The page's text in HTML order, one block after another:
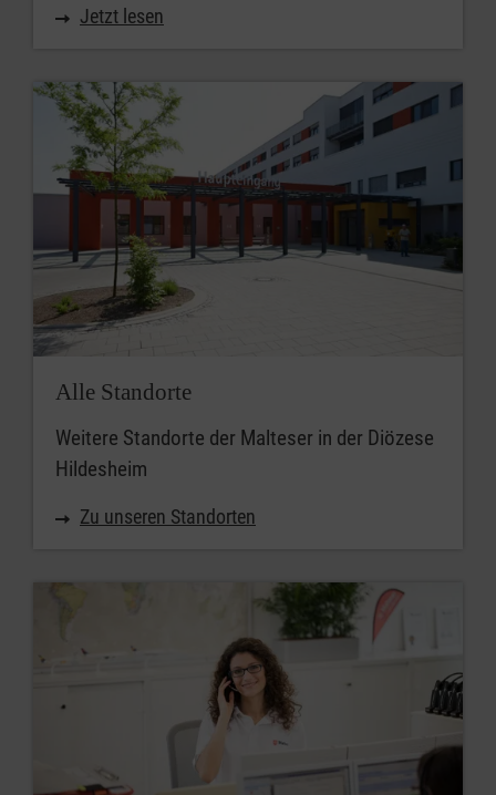
Jetzt lesen
Alle Standorte
Weitere Standorte der Malteser in der Diözese
Hildesheim
Zu unseren Standorten